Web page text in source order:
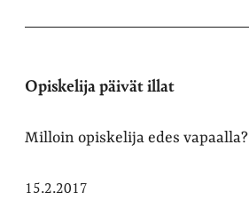
Opiskelija päivät illat
Milloin opiskelija edes vapaalla?
15.2.2017